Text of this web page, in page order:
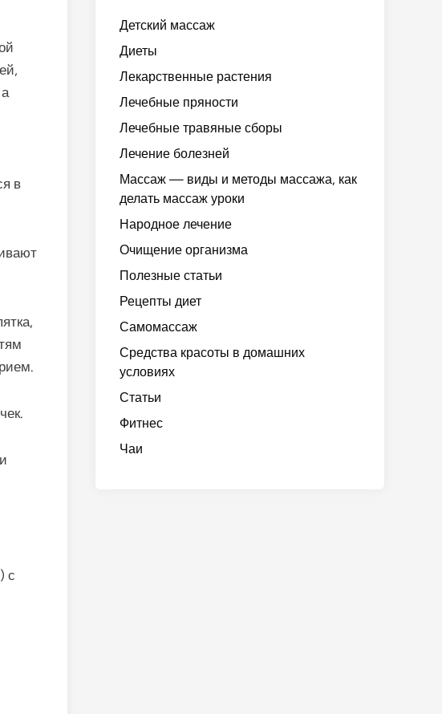
в
с
Детский массаж
Диеты
Лекарственные растения
Лечебные пряности
Лечебные травяные сборы
Лечение болезней
Массаж — виды и методы массажа, как
делать массаж уроки
Народное лечение
Очищение организма
Полезные статьи
Рецепты диет
Самомассаж
Средства красоты в домашних
условиях
Статьи
Фитнес
Чаи